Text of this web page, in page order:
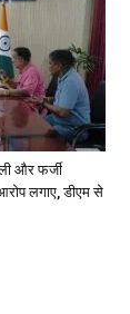
और फर्जी
लगाए, डीएम से